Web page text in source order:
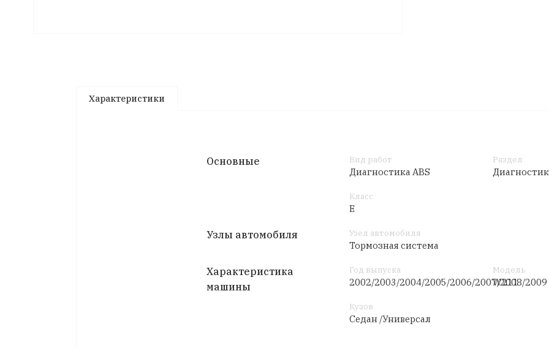
Характеристики
Основные Вид работ
Диагностика ABS
Класс
E
Раздел
Узлы автомобиля Узел автомобиля
Тормозная система
Характеристика
машины
Год выпуска
2002/2003/2004/2005/2006/2007/2008/2009
Кузов
Седан /Универсал
Модель
W211